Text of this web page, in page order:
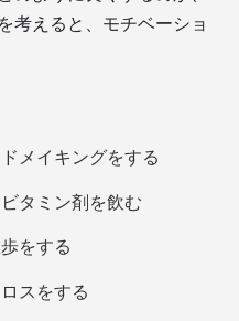
考えると、モチベーショ
メイキングをする
タミン剤を飲む
をする
スをする